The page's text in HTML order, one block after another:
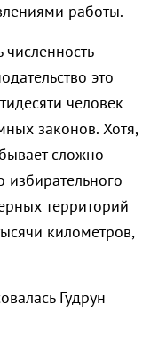
работы.
это
человек
законов. Хотя,
сложно
избирательного
территорий
километров,
Гудрун